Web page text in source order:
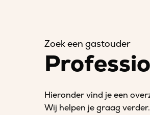
Zoek een gastouder
Hieronder vind je een
Wij helpen je graag